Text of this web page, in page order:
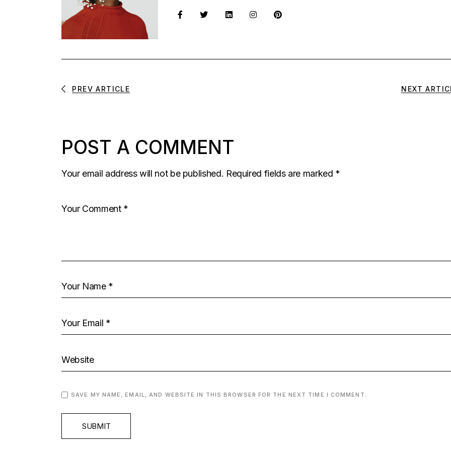
PREV ARTICLE NEXT
POST A COMMENT
Your email address will not be published. Required fields are marked *
SAVE MY NAME, EMAIL, AND WEBSITE IN THIS BROWSER FOR THE NEXT TIME I COMMENT.
SUBMIT